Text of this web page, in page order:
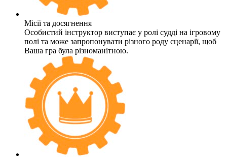
Місії та досягнення
Особистий інструктор виступає у ролі судді на ігровому
полі та може запропонувати різного роду сценарії, щоб
Ваша гра була різноманітною.